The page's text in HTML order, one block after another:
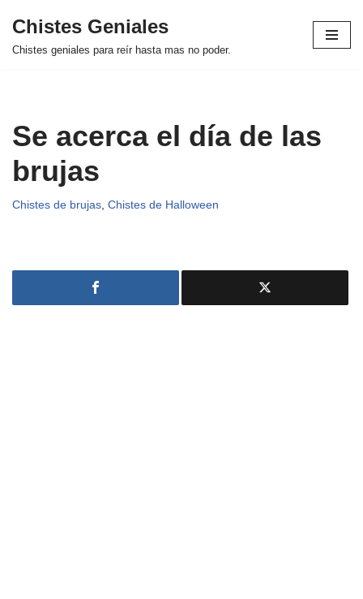
Saltar
Chistes Geniales
Chistes geniales para reír hasta mas no poder.
Se acerca el día de las
brujas
Chistes de brujas, Chistes de Halloween